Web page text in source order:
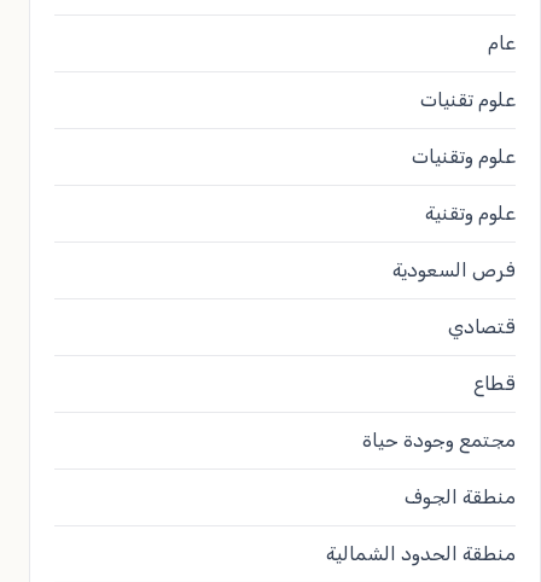
عام
علوم تقنيات
علوم وتقنيات
علوم وتقنية
فرص السعودية
قتصادي
قطاع
مجتمع وجودة حياة
منطقة الجوف
منطقة الحدود الشمالية